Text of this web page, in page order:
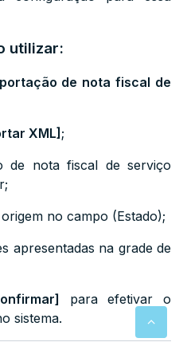
utilizar:
de nota fiscal de
XML] ;
de nota fiscal de serviço
no campo (Estado);
apresentadas na grade de
para efetivar o
sistema.